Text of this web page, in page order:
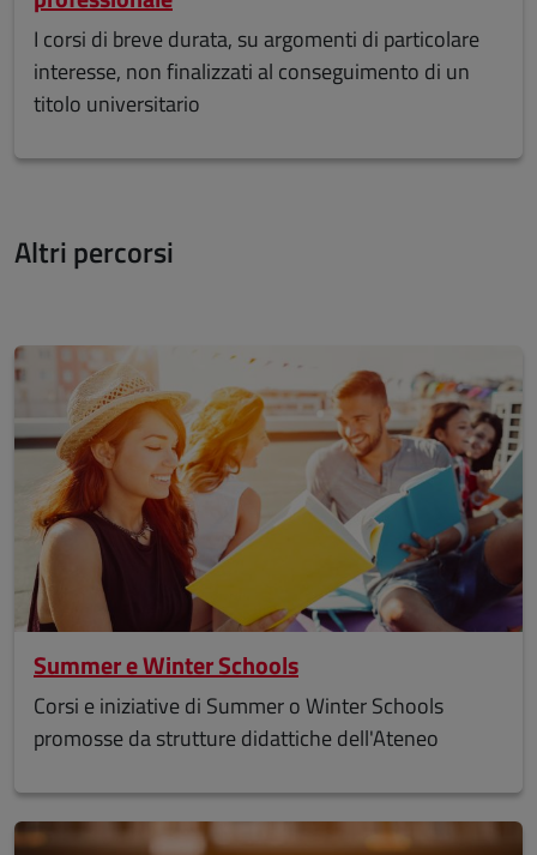
I corsi di breve durata, su argomenti di particolare
interesse, non finalizzati al conseguimento di un
titolo universitario
Altri percorsi
Summer e Winter Schools
Corsi e iniziative di Summer o Winter Schools
promosse da strutture didattiche dell'Ateneo